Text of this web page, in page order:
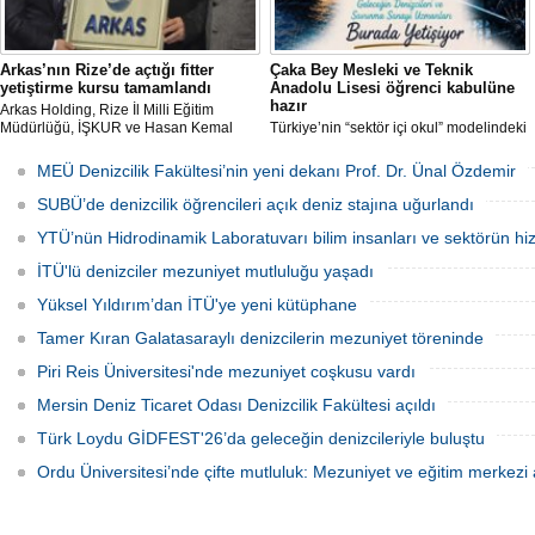
Arkas’nın Rize’de açtığı fitter
yetiştirme kursu tamamlandı
Arkas Holding, Rize İl Milli Eğitim
Müdürlüğü, İŞKUR ve Hasan Kemal
Tamir Ustası (Fitter) Yetiştirme Kursu’
tamamlandı. Kursu başarıyla
tamamlayıp sınavı geçecek adaylar
Arkas Deniz Ticaret Filosu’nda görev
alacak.
Çaka Bey Mesleki ve Teknik
Anadolu Lisesi öğrenci kabulüne
hazır
Türkiye’nin “sektör içi okul” modelindeki
Bakanlığı Çaka Bey Mesleki ve Teknik
Anadolu Lisesi, ilk öğrencilerini kabul
etmeye hazırlanıyor.
MEÜ Denizcilik Fakültesi’nin yeni dekanı Prof. Dr. Ünal Özdemir
SUBÜ’de denizcilik öğrencileri açık deniz stajına uğurlandı
YTÜ’nün Hidrodinamik Laboratuvarı bilim insanları ve sektörün
İTÜ'lü denizciler mezuniyet mutluluğu yaşadı
Yüksel Yıldırım’dan İTÜ'ye yeni kütüphane
Tamer Kıran Galatasaraylı denizcilerin mezuniyet töreninde
Piri Reis Üniversitesi'nde mezuniyet coşkusu vardı
Mersin Deniz Ticaret Odası Denizcilik Fakültesi açıldı
Türk Loydu GİDFEST'26’da geleceğin denizcileriyle buluştu
Ordu Üniversitesi’nde çifte mutluluk: Mezuniyet ve eğitim merkezi